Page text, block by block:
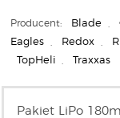
Producent: Blade
Eagles
Redox
TopHeli Traxxas
Pakiet LiPo